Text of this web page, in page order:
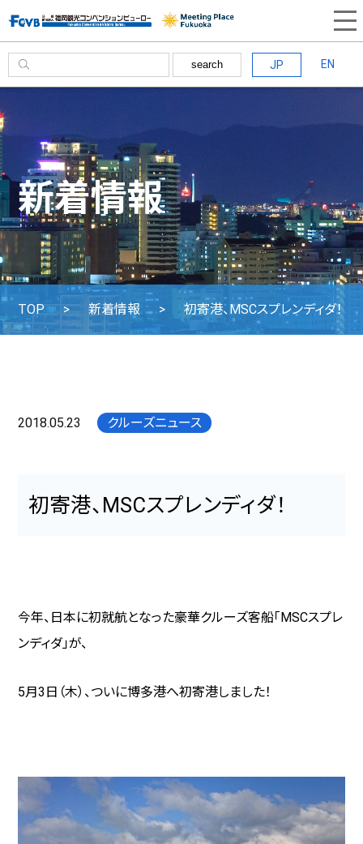
search JP EN
新着情報
TOP 新着情報 初寄港、MSCスプレンディダ！
2018.05.23 クルーズニュース
初寄港、MSCスプレンディダ！
今年、日本に初就航となった豪華クルーズ客船「MSCスプレ
ンディダ」が、
5月3日（木）、ついに博多港へ初寄港しました！